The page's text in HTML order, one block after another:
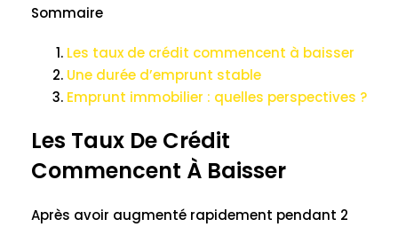
Sommaire
Les taux de crédit commencent à baisser
Une durée d’emprunt stable
Emprunt immobilier : quelles perspectives ?
Les Taux De Crédit
Commencent À Baisser
Après avoir augmenté rapidement pendant 2